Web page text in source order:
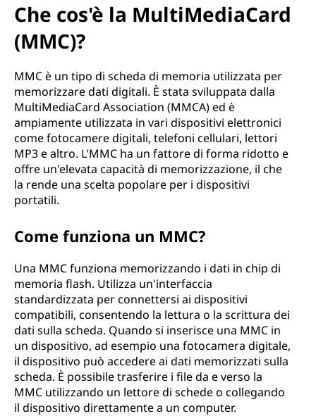
M
M
M
Che cos'è la MultiMediaCard
(MMC)?
MMC è un tipo di scheda di memoria utilizzata per
memorizzare dati digitali. È stata sviluppata dalla
MultiMediaCard Association (MMCA) ed è
ampiamente utilizzata in vari dispositivi elettronici
come fotocamere digitali, telefoni cellulari, lettori
MP3 e altro. L'MMC ha un fattore di forma ridotto e
offre un'elevata capacità di memorizzazione, il che
la rende una scelta popolare per i dispositivi
portatili.
Come funziona un MMC?
Una MMC funziona memorizzando i dati in chip di
memoria flash. Utilizza un'interfaccia
standardizzata per connettersi ai dispositivi
compatibili, consentendo la lettura o la scrittura dei
dati sulla scheda. Quando si inserisce una MMC in
un dispositivo, ad esempio una fotocamera digitale,
il dispositivo può accedere ai dati memorizzati sulla
scheda. È possibile trasferire i file da e verso la
MMC utilizzando un lettore di schede o collegando
il dispositivo direttamente a un computer.